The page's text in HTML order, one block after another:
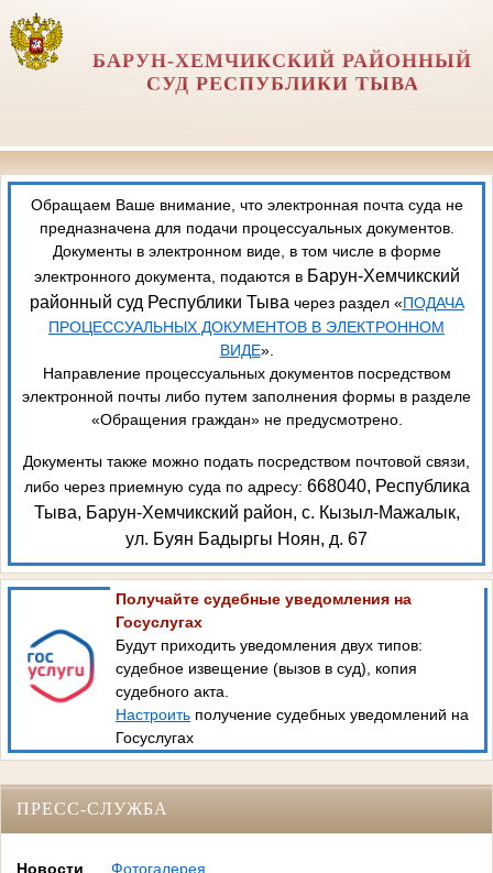
БАРУН-ХЕМЧИКСКИЙ РАЙОННЫЙ
СУД РЕСПУБЛИКИ ТЫВА
Обращаем Ваше внимание, что электронная почта суда не
предназначена для подачи процессуальных документов.
Документы в электронном виде, в том числе в форме
электронного документа, подаются в Барун-Хемчикский
районный суд Республики Тывачерез раздел «ПОДАЧА
ПРОЦЕССУАЛЬНЫХ ДОКУМЕНТОВ В ЭЛЕКТРОННОМ
ВИДЕ».
Направление процессуальных документов посредством
электронной почты либо путем заполнения формы в разделе
«Обращения граждан» не предусмотрено.
Документы также можно подать посредством почтовой связи,
либо через приемную суда по адресу: 668040, Республика
Тыва, Барун-Хемчикский район, с. Кызыл-Мажалык,
ул. Буян Бадыргы Ноян, д. 67
Получайте судебные уведомления на
Госуслугах
Будут приходить уведомления двух типов:
судебное извещение (вызов в суд), копия
судебного акта.
Настроить получение судебных уведомлений на
Госуслугах
ПРЕСС-СЛУЖБА
Новости
Фотогалерея